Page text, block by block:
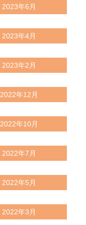
2023年6月
2023年4月
2023年2月
2022年12月
2022年10月
2022年7月
2022年5月
2022年3月